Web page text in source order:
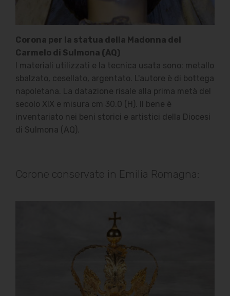
Corona per la statua della Madonna del
Carmelo di Sulmona (AQ)
I materiali utilizzati e la tecnica usata sono: metallo
sbalzato, cesellato, argentato. L'autore è di bottega
napoletana. La datazione risale alla prima metà del
secolo XIX e misura cm 30.0 (H). Il bene è
inventariato nei beni storici e artistici della Diocesi
di Sulmona (AQ).
Corone conservate in Emilia Romagna: